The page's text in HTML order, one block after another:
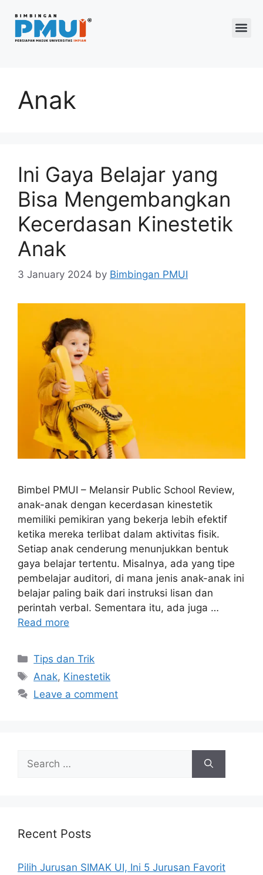
Anak
Ini Gaya Belajar yang
Bisa Mengembangkan
Kecerdasan Kinestetik
Anak
3 January 2024 by Bimbingan PMUI
Bimbel PMUI – Melansir Public School Review,
anak-anak dengan kecerdasan kinestetik
memiliki pemikiran yang bekerja lebih efektif
ketika mereka terlibat dalam aktivitas fisik.
Setiap anak cenderung menunjukkan bentuk
gaya belajar tertentu. Misalnya, ada yang tipe
pembelajar auditori, di mana jenis anak-anak ini
belajar paling baik dari instruksi lisan dan
perintah verbal. Sementara itu, ada juga …
Read more
Tips dan Trik
Anak, Kinestetik
Leave a comment
Recent Posts
Pilih Jurusan SIMAK UI, Ini 5 Jurusan Favorit